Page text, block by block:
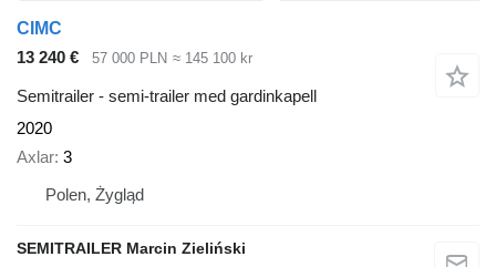
CIMC
13 240 €
57 000 PLN ≈ 145 100 kr
Semitrailer - semi-trailer med gardinkapell
2020
Axlar 3
Polen, Żygląd
SEMITRAILER Marcin Zieliński